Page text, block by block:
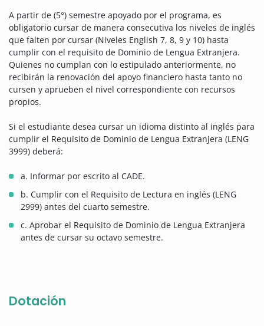
A partir de (5°) semestre apoyado por el programa, es
obligatorio cursar de manera consecutiva los niveles de inglés
que falten por cursar (Niveles English 7, 8, 9 y 10) hasta
cumplir con el requisito de Dominio de Lengua Extranjera.
Quienes no cumplan con lo estipulado anteriormente, no
recibirán la renovación del apoyo financiero hasta tanto no
cursen y aprueben el nivel correspondiente con recursos
propios.
Si el estudiante desea cursar un idioma distinto al inglés para
cumplir el Requisito de Dominio de Lengua Extranjera (LENG
3999) deberá:
a. Informar por escrito al CADE.
b. Cumplir con el Requisito de Lectura en inglés (LENG
2999) antes del cuarto semestre.
c. Aprobar el Requisito de Dominio de Lengua Extranjera
antes de cursar su octavo semestre.
Dotación